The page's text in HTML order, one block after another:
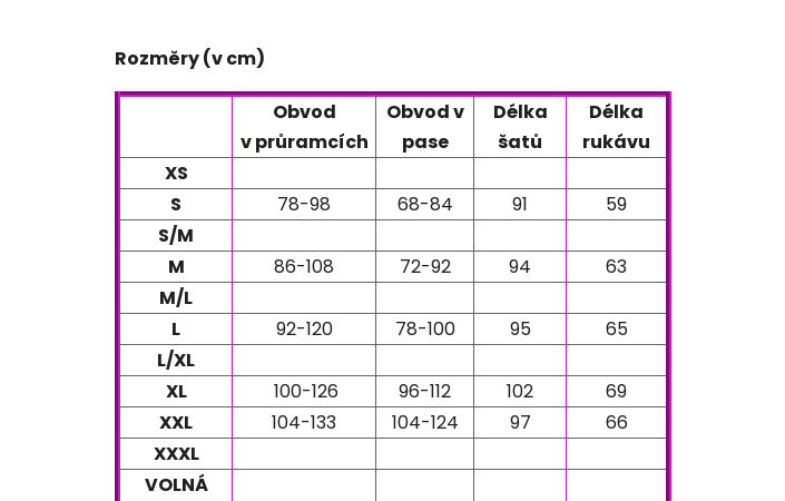
Rozměry (v cm)
Obvod
v průramcích
Obvod v
pase
Délka
šatů
Délka
rukávu
XS
S
78-98 68-84 91
59
S/M
M
86-108 72-92 94
63
M/L
L
92-120 78-100 95
65
L/XL
XL
100-126 96-112 102
69
XXL
104-133 104-124 97
66
XXXL
VOLNÁ